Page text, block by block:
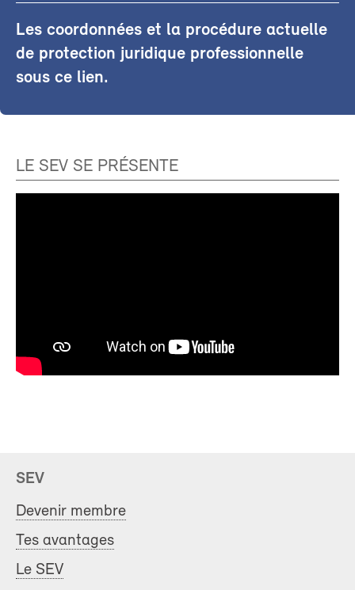
Les coordonnées et la procédure actuelle
de protection juridique professionnelle
sous ce lien.
LE SEV SE PRÉSENTE
SEV
Devenir membre
Tes avantages
Le SEV